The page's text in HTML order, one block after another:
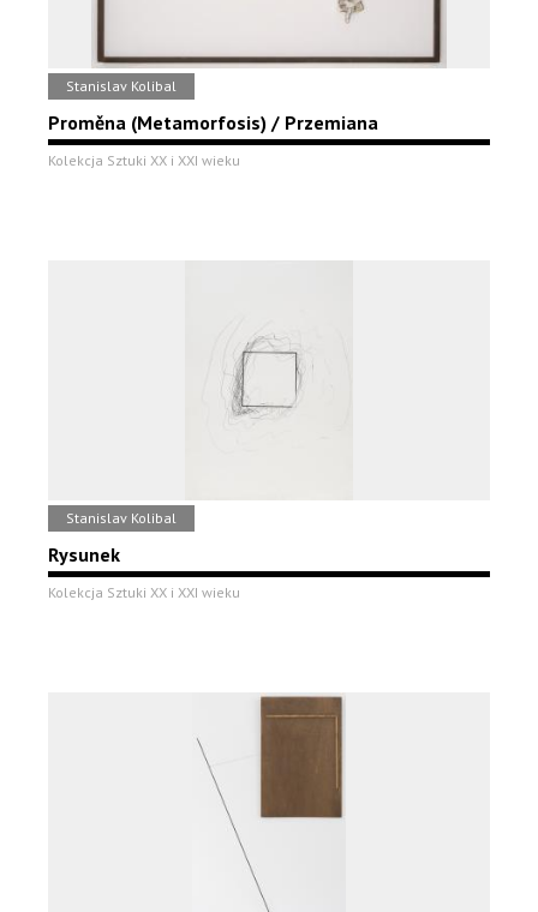
Stanislav Kolibal
Proměna (Metamorfosis) / Przemiana
Kolekcja Sztuki XX i XXI wieku
Stanislav Kolibal
Rysunek
Kolekcja Sztuki XX i XXI wieku